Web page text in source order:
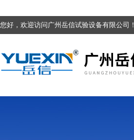
您好，欢迎访问广州岳信试验设备有限公司！